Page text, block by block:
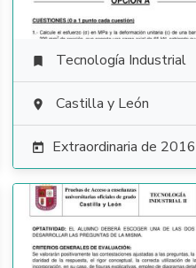
 Tecnología Industrial
 Castilla y León
 Extraordinaria de 2016